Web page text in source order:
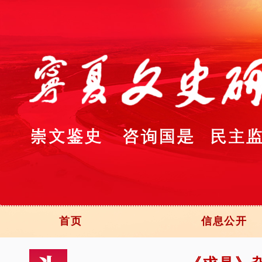
首页 信息公开